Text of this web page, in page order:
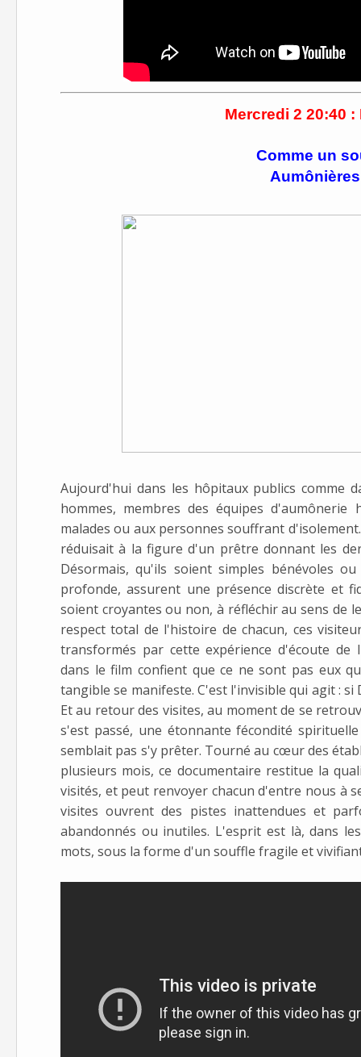
Mercredi 2 20:40
Comme un
Aujourd'hui dans les hôpitaux publics comme
hommes, membres des équipes
malades ou aux personnes souffrant
réduisait à la figure d'un prêtre donnant les
Désormais, qu'ils soient simples bénévoles
profonde, assurent une présence discrète et
soient croyantes ou non, à réfléchir au sens de
respect total de l'histoire de chacun, ces
transformés par cette expérience d'écoute
dans le film confient que ce ne sont pas eux
tangible se manifeste. C'est l'invisible qui agit :
Et au retour des visites, au moment de se
s'est passé, une étonnante fécondité
semblait pas s'y prêter. Tourné au cœur des
plusieurs mois, ce documentaire restitue la
visités, et peut renvoyer chacun d'entre nous à
visites ouvrent des pistes inattendues et
abandonnés ou inutiles. L'esprit est là, dans
mots, sous la forme d'un souffle fragile et